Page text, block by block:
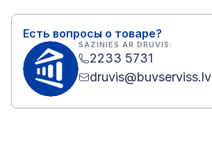
Есть вопросы о товаре?
SAZINIES AR DRUVIS:
2233 5731
druvis@buvserviss.lv